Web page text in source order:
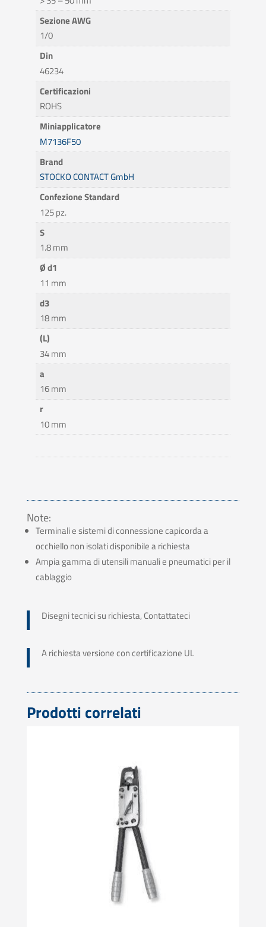
Sezione AWG
1/0
Din
46234
Certificazioni
ROHS
Miniapplicatore
M7136F50
Brand
STOCKO CONTACT GmbH
Confezione Standard
125 pz.
S
1.8 mm
Ø d1
11 mm
d3
18 mm
(L)
34 mm
a
16 mm
r
10 mm
Note:
Terminali e sistemi di connessione capicorda a
occhiello non isolati disponibile a richiesta
Ampia gamma di utensili manuali e pneumatici per il
cablaggio
Disegni tecnici su richiesta, Contattateci
A richiesta versione con certificazione UL
Prodotti correlati